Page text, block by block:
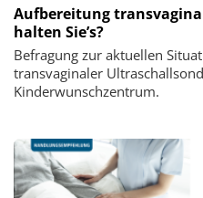
Aufbereitung
halten Sie’s?
Befragung zur aktuellen
transvaginaler
Kinderwunschzentrum.